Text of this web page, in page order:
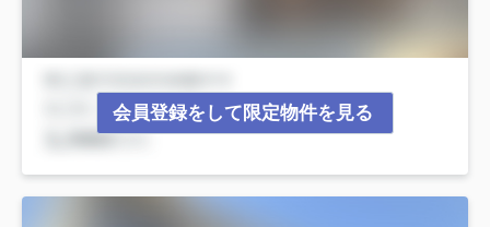
会員登録をして限定物件を見る